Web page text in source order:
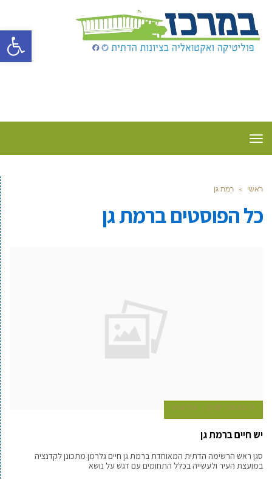
פתח
תפריט
ראשי » רמת גן
כל הפוסטים ברמת גן
9 בנובמבר 2008 עמי שרון
יש חיים ברמת גן
סגן ראש הרשימה הדתית המאוחדת ברמת גן חיים גלרמן מתכונן לקדנציה
במועצת העיר ולעשייה בכלל התחומים עם דגש על נושא